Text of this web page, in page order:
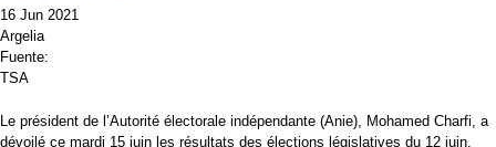
16 Jun 2021
Argelia
Fuente:
TSA
Le président de l’Autorité électorale indépendante (Anie), Mohamed Charfi, a
dévoilé ce mardi 15 juin les résultats des élections législatives du 12 juin.